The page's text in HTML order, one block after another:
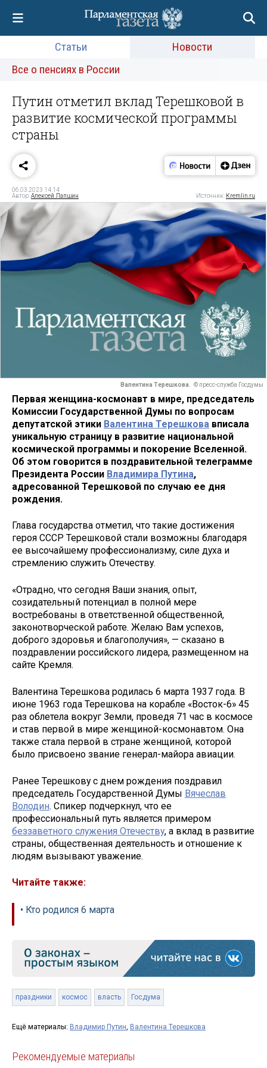
Статьи
Новости
Все о пенсиях в России
Путин отметил вклад Терешковой в
развитие космической программы
страны
06.03.2023 14:14
Автор:Алексей Лапшин Источник: Kremlin.ru
Валентина Терешкова. © пресс-служба Госдумы
Первая женщина-космонавт в мире, председатель
Комиссии Государственной Думы по вопросам
депутатской этики Валентина Терешкова вписала
уникальную страницу в развитие национальной
космической программы и покорение Вселенной.
Об этом говорится в поздравительной телеграмме
Президента России Владимира Путина,
адресованной Терешковой по случаю ее дня
рождения.
Глава государства отметил, что такие достижения
героя СССР Терешковой стали возможны благодаря
ее высочайшему профессионализму, силе духа и
стремлению служить Отечеству.
«Отрадно, что сегодня Ваши знания, опыт,
созидательный потенциал в полной мере
востребованы в ответственной общественной,
законотворческой работе. Желаю Вам успехов,
доброго здоровья и благополучия», — сказано в
поздравлении российского лидера, размещенном на
сайте Кремля.
Валентина Терешкова родилась 6 марта 1937 года. В
июне 1963 года Терешкова на корабле «Восток-6» 45
раз облетела вокруг Земли, проведя 71 час в космосе
и став первой в мире женщиной-космонавтом. Она
также стала первой в стране женщиной, которой
было присвоено звание генерал-майора авиации.
Ранее Терешкову с днем рождения поздравил
председатель Государственной Думы Вячеслав
Володин. Спикер подчеркнул, что ее
профессиональный путь является примером
беззаветного служения Отечеству, а вклад в развитие
страны, общественная деятельность и отношение к
людям вызывают уважение.
Читайте также:
• Кто родился 6 марта
праздники космос власть Госдума
Ещё материалы: Владимир Путин, Валентина Терешкова
Рекомендуемые материалы